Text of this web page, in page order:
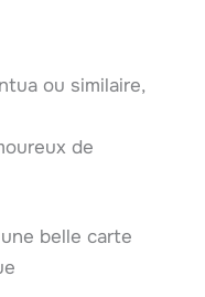
ou similaire,
de
belle carte